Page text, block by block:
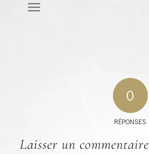
0
RÉPONSES
Laisser un commentaire